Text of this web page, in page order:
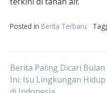
Posted in Berita Terbaru
Post
Berita Paling Dicari Bulan
Ini: Isu Lingkungan Hidup